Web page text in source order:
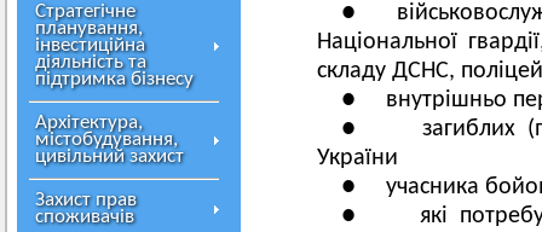
Стратегічне
планування,
інвестиційна
діяльність та
підтримка бізнесу
Архітектура,
містобудування,
цивільний захист
Захист прав
споживачів
●
Національної
складу ДСНС,
● внутрішньо
● загиблих
України
● учасника
● які